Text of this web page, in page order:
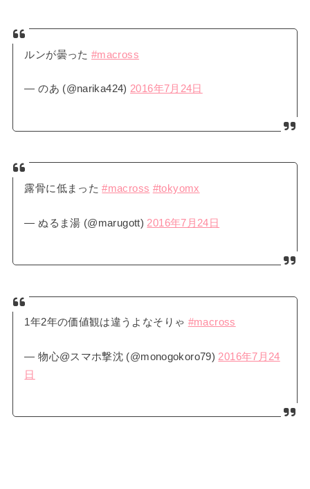
ルンが曇った #macross
— のあ (@narika424)2016年7月24日
露骨に低まった#macross #tokyomx
— ぬるま湯 (@marugott) 2016年7月24日
1年2年の価値観は違うよなそりゃ #macross
— 物心@スマホ撃沈 (@monogokoro79) 2016年7月24
日